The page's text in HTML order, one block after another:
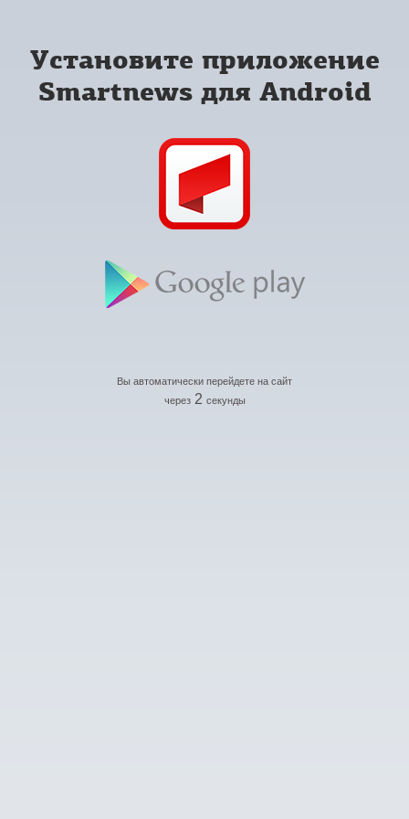
Установите приложение
Smartnews для Android
Вы автоматически перейдете на сайт
через 2 секунды